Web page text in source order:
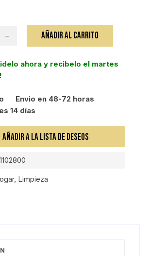
AÑADIR AL CARRITO
ahora y recibelo el martes
Envio en 48-72 horas
14 días
AÑADIR A LA LISTA DE DESEOS
, Limpieza